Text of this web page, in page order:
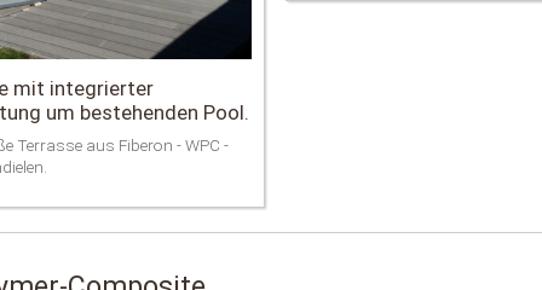
mit integrierter
um bestehenden Pool.
Terrasse aus Fiberon - WPC -